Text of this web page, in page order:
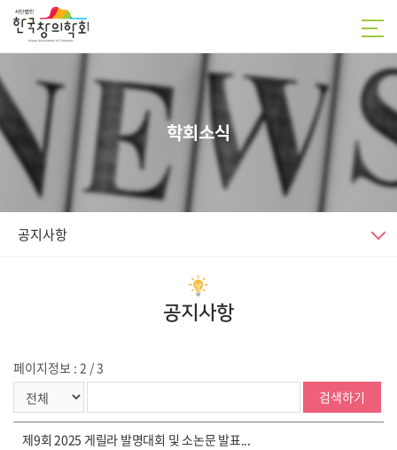
학회소식
공지사항
공지사항
페이지정보 : 2 / 3
검색하기
제9회 2025 게릴라 발명대회 및 소논문 발표...